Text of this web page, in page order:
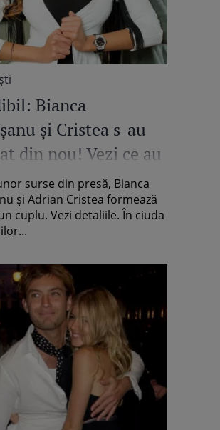
Bianca
şi Cristea s-au
din nou! Vezi ce au
surse din presă, Bianca
şi Adrian Cristea formează
cuplu. Vezi detaliile. În ciuda